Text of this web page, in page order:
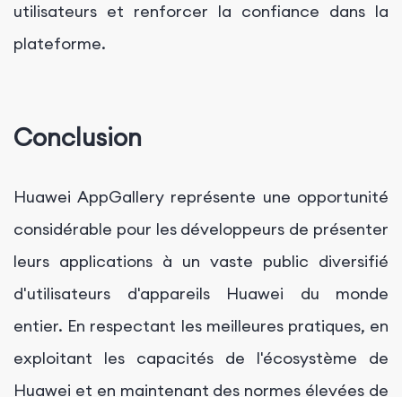
utilisateurs et renforcer la confiance dans la
plateforme.
Conclusion
Huawei AppGallery représente une opportunité
considérable pour les développeurs de présenter
leurs applications à un vaste public diversifié
d'utilisateurs d'appareils Huawei du monde
entier. En respectant les meilleures pratiques, en
exploitant les capacités de l'écosystème de
Huawei et en maintenant des normes élevées de